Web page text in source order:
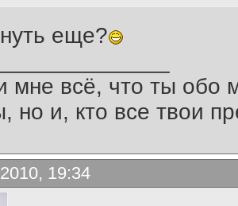
еще?
мне всё, что ты обо
но и, кто все твои
19:34